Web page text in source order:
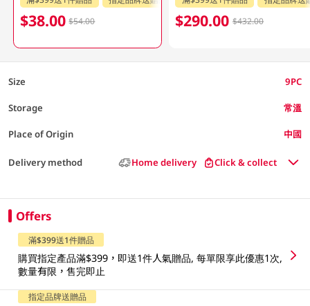
$38.00 $54.00 $290.00 $432.00
Size 9PC
Storage 常溫
Place of Origin 中國
Delivery method Home delivery Click & collect
Offers
滿$399送1件贈品
購買指定產品滿$399，即送1件人氣贈品, 每單限享此優惠1次,
數量有限，售完即止
指定品牌送贈品